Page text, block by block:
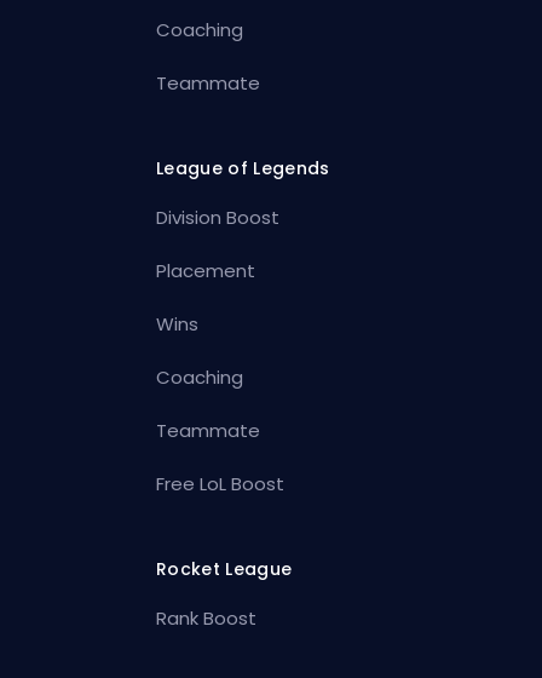
Coaching
Teammate
League of Legends
Division Boost
Placement
Wins
Coaching
Teammate
Free LoL Boost
Rocket League
Rank Boost